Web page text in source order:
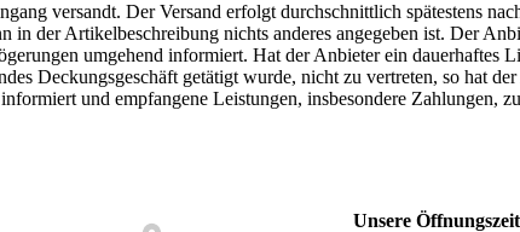
versandt. Der Versand erfolgt durchschnittlich spätestens
der Artikelbeschreibung nichts anderes angegeben ist. Der
umgehend informiert. Hat der Anbieter ein dauerhaftes
Deckungsgeschäft getätigt wurde, nicht zu vertreten, so hat
und empfangene Leistungen, insbesondere Zahlungen,
Unsere